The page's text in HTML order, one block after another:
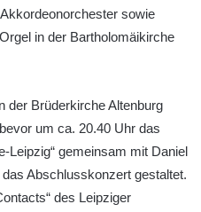
sowie
in der Bartholomäikirche
der Brüderkirche Altenburg
um ca. 20.40 Uhr das
Leipzig“ gemeinsam mit Daniel
Abschlusskonzert gestaltet.
des Leipziger